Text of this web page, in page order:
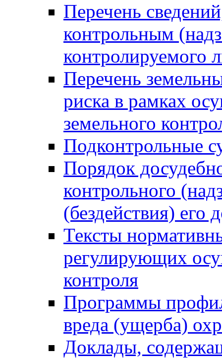
Перечень
контрольным
контролируемого
Перечень
риска в рамках
земельного
Подконтрольные
Порядок
контрольного
(бездействия)
Тексты
регулирующих
контроля
Программы
вреда (ущерба)
Доклады,